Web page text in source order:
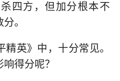
四方，但加分根本不
。
英》中，十分常见。
得分呢？